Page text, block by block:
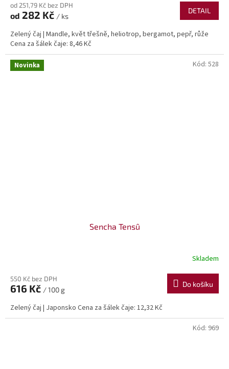
od 251,79 Kč bez DPH
od 282 Kč / ks
DETAIL
Zelený čaj | Mandle, květ třešně, heliotrop, bergamot, pepř, růže
Cena za šálek čaje: 8,46 Kč
Novinka
Sencha Tensû
Skladem
550 Kč bez DPH
616 Kč / 100 g
Do košíku
Zelený čaj | Japonsko Cena za šálek čaje: 12,32 Kč
Kód: 528
Kód: 969